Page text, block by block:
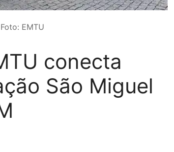
Foto: EMTU
conecta
São Miguel